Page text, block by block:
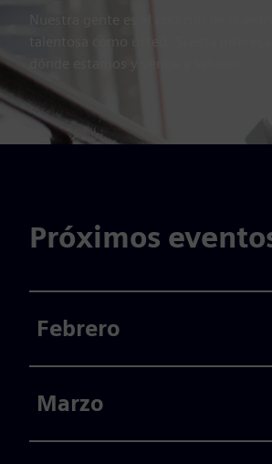
Nuestra gente es el corazón de
talentosa como usted. Si está
Próximos
Febrero
Marzo